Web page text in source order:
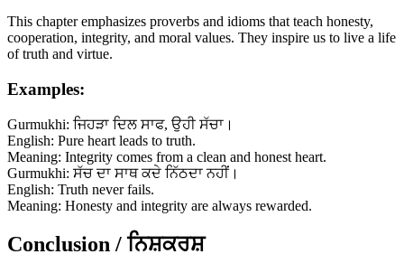
This chapter emphasizes proverbs and idioms that teach honesty,
cooperation, integrity, and moral values. They inspire us to live a life
of truth and virtue.
Examples:
Gurmukhi: ਜਿਹੜਾ ਦਿਲ ਸਾਫ, ਉਹੀ ਸੱਚਾ।
English: Pure heart leads to truth.
Meaning: Integrity comes from a clean and honest heart.
Gurmukhi: ਸੱਚ ਦਾ ਸਾਥ ਕਦੇ ਨਿੱਠਦਾ ਨਹੀਂ।
English: Truth never fails.
Meaning: Honesty and integrity are always rewarded.
Conclusion / ਨਿਸ਼ਕਰਸ਼